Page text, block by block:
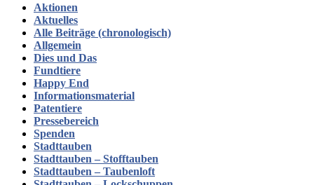
Aktionen
Aktuelles
Alle Beiträge (chronologisch)
Allgemein
Dies und Das
Fundtiere
Happy End
Informationsmaterial
Patentiere
Pressebereich
Spenden
Stadttauben
Stadttauben – Stofftauben
Stadttauben – Taubenloft